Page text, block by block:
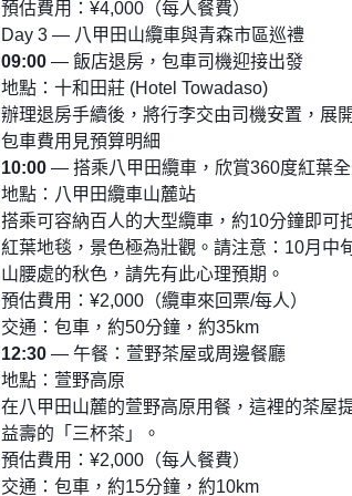
預估費用：¥4,000（每人餐費）
Day 3 — 八甲田山纜車與青森市區巡禮
09:00 — 飯店退房，包車司機迎接出發
地點：十和田莊 (Hotel Towadaso)
辦理退房手續後，將行李交由司機安置，展
包車費用見預算明細
10:00 — 搭乘八甲田纜車，欣賞360度紅葉
地點：八甲田纜車山麓站
搭乘可容納百人的大型纜車，約10分鐘即可
紅葉地毯，景色極為壯觀。請注意：10月中
山腰處的秋色，請先有此心理預期。
預估費用：¥2,000（纜車來回票/每人）
交通：包車，約50分鐘，約35km
12:30 — 午餐：萱野茶屋或周邊餐廳
地點：萱野高原
在八甲田山麓的萱野高原用餐，這裡的茶屋
益壽的「三杯茶」。
預估費用：¥2,000（每人餐費）
交通：包車，約15分鐘，約10km